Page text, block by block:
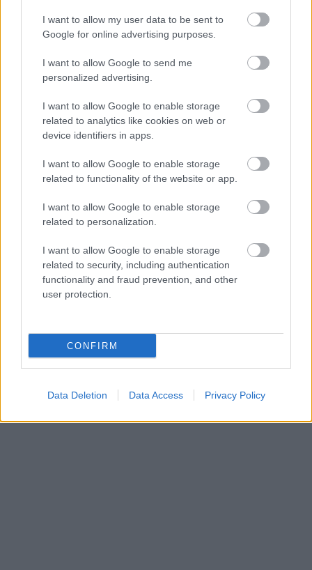
I want to allow my user data to be sent to
Google for online advertising purposes.
I want to allow Google to send me
personalized advertising.
I want to allow Google to enable storage
related to analytics like cookies on web or
device identifiers in apps.
I want to allow Google to enable storage
related to functionality of the website or app.
I want to allow Google to enable storage
related to personalization.
I want to allow Google to enable storage
related to security, including authentication
functionality and fraud prevention, and other
user protection.
CONFIRM
Data Deletion Data Access Privacy Policy
ξύλινους πάγκους, τραπεζάκια και άνετες
πολυθρόνες, σε έναν χώρο που κυριαρχεί η πέτρα
βουτήξουμε τα χείλη μας σε μια κούπα αχνιστό
καφέ και – αν πεινάσουμε – να δοκιμάσουμε τις
νοστιμιές του εκλεκτού μενού το οποίο
περιλαμβάνει σαλάτες, σπιτικές σούπες και
φρέσκες μακαρονάδες.